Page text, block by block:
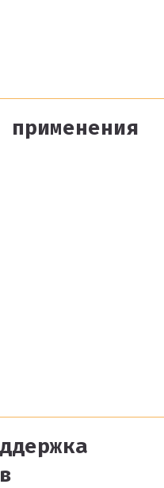
применения